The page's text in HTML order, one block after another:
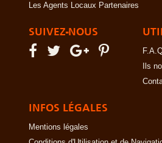
Les Agents Locaux Partenaires
SUIVEZ-NOUS
Ils
INFOS LÉGALES
Mentions légales